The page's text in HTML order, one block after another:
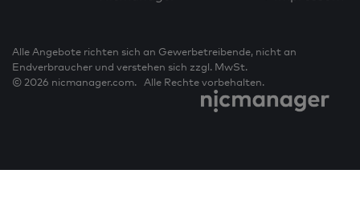
Alle Angebote richten sich an Gewerbetreibende, nicht an
Endverbraucher und verstehen sich zzgl. MwSt.
© 2026 nicmanager.com. Alle Rechte vorbehalten.